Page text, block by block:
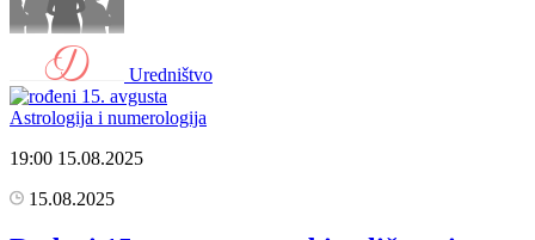
Uredništvo
Astrologija i numerologija
19:00 15.08.2025
15.08.2025